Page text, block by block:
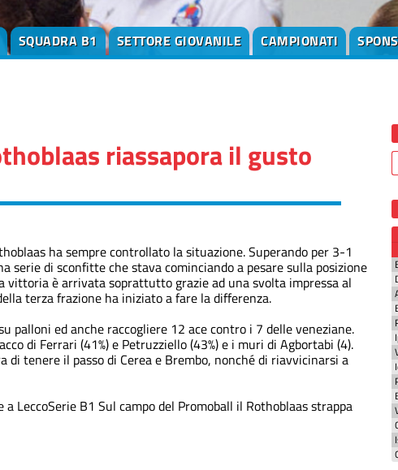
SQUADRA B1 SETTORE GIOVANILE CAMPIONATI
riassapora il gusto
ha sempre controllato la situazione. Superando per 3-1
serie di sconfitte che stava cominciando a pesare sulla posizione
vittoria è arrivata soprattutto grazie ad una svolta impressa al
terza frazione ha iniziato a fare la differenza.
palloni ed anche raccogliere 12 ace contro i 7 delle veneziane.
di Ferrari (41%) e Petruzziello (43%) e i muri di Agbortabi (4).
tenere il passo di Cerea e Brembo, nonché di riavvicinarsi a
a LeccoSerie B1 Sul campo del Promoball il Rothoblaas strappa